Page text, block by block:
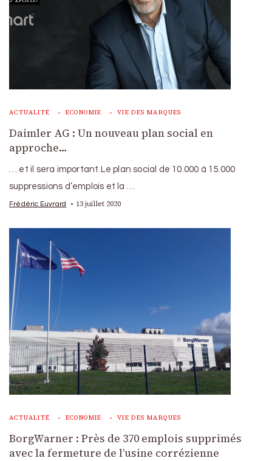
ACTUALITÉ ECONOMIE VIE DES MARQUES
Daimler AG : Un nouveau plan social en
approche…
… et il sera important.Le plan social de 10.000 à 15.000
suppressions d’emplois et la …
Frédéric Euvrard 13 juillet 2020
ACTUALITÉ ECONOMIE VIE DES MARQUES
BorgWarner : Près de 370 emplois supprimés
avec la fermeture de l’usine corrézienne